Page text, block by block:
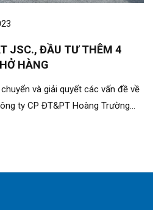
JSC., ĐẦU TƯ THÊM 4
HÀNG
và giải quyết các vấn đề về
ty CP ĐT&PT Hoàng Trường